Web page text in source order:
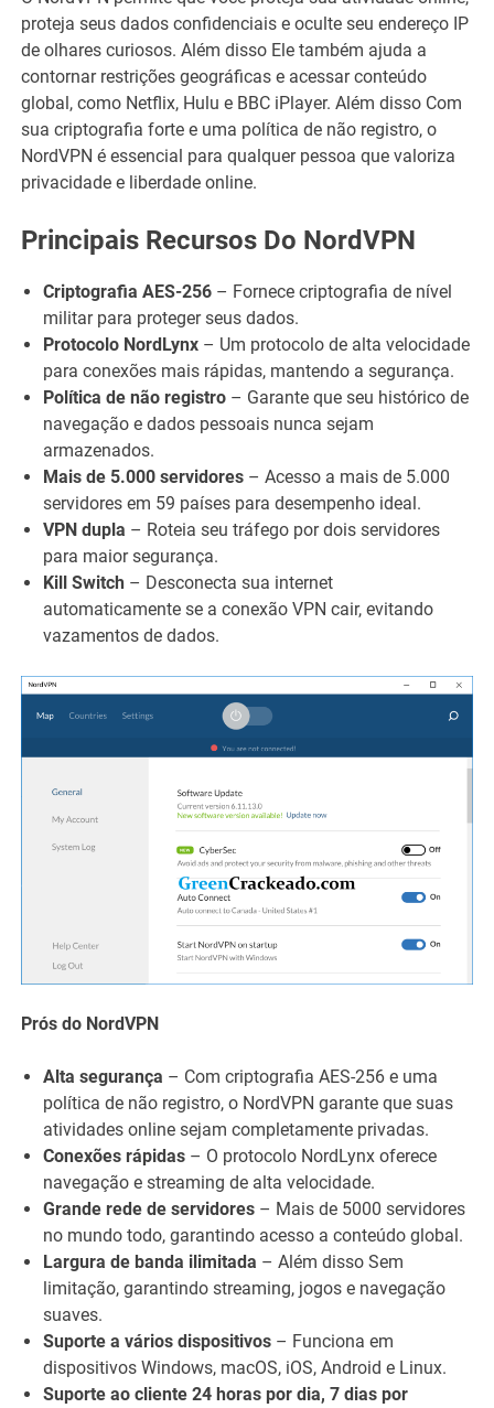
proteja seus dados confidenciais e oculte seu endereço IP
de olhares curiosos. Além disso Ele também ajuda a
contornar restrições geográficas e acessar conteúdo
global, como Netflix, Hulu e BBC iPlayer. Além disso Com
sua criptografia forte e uma política de não registro, o
NordVPN é essencial para qualquer pessoa que valoriza
privacidade e liberdade online.
Principais Recursos Do NordVPN
Criptografia AES-256 – Fornece criptografia de nível
militar para proteger seus dados.
Protocolo NordLynx – Um protocolo de alta velocidade
para conexões mais rápidas, mantendo a segurança.
Política de não registro – Garante que seu histórico de
navegação e dados pessoais nunca sejam
armazenados.
Mais de 5.000 servidores – Acesso a mais de 5.000
servidores em 59 países para desempenho ideal.
VPN dupla – Roteia seu tráfego por dois servidores
para maior segurança.
Kill Switch – Desconecta sua internet
automaticamente se a conexão VPN cair, evitando
vazamentos de dados.
Prós do NordVPN
Alta segurança – Com criptografia AES-256 e uma
política de não registro, o NordVPN garante que suas
atividades online sejam completamente privadas.
Conexões rápidas – O protocolo NordLynx oferece
navegação e streaming de alta velocidade.
Grande rede de servidores – Mais de 5000 servidores
no mundo todo, garantindo acesso a conteúdo global.
Largura de banda ilimitada – Além disso Sem
limitação, garantindo streaming, jogos e navegação
suaves.
Suporte a vários dispositivos – Funciona em
dispositivos Windows, macOS, iOS, Android e Linux.
Suporte ao cliente 24 horas por dia, 7 dias por